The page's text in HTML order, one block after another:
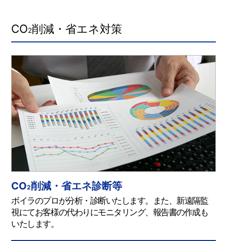
CO2削減・省エネ対策
CO2削減・省エネ診断等
ボイラのプロが分析・診断いたします。また、新遠隔監
視にてお客様の代わりにモニタリング、報告書の作成も
いたします。